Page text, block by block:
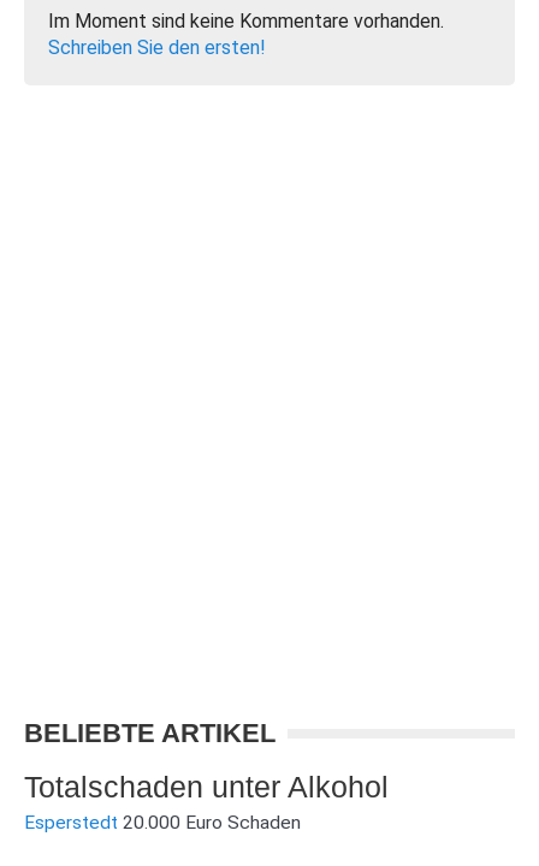
Im Moment sind keine Kommentare vorhanden.
Schreiben Sie den ersten!
BELIEBTE ARTIKEL
Totalschaden unter Alkohol
Esperstedt 20.000 Euro Schaden